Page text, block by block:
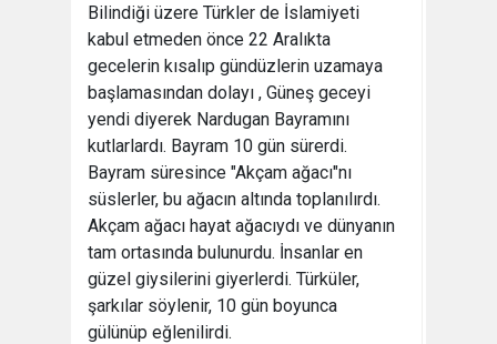
Bilindiği üzere Türkler de İslamiyeti
kabul etmeden önce 22 Aralıkta
gecelerin kısalıp gündüzlerin uzamaya
başlamasından dolayı , Güneş geceyi
yendi diyerek Nardugan Bayramını
kutlarlardı. Bayram 10 gün sürerdi.
Bayram süresince "Akçam ağacı"nı
süslerler, bu ağacın altında toplanılırdı.
Akçam ağacı hayat ağacıydı ve dünyanın
tam ortasında bulunurdu. İnsanlar en
güzel giysilerini giyerlerdi. Türküler,
şarkılar söylenir, 10 gün boyunca
gülünüp eğlenilirdi.